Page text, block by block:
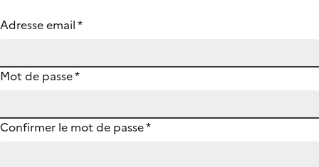
Adresse email*
Mot de passe*
Confirmer le mot de passe*